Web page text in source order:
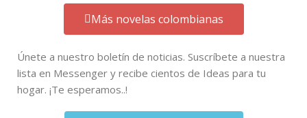
Más novelas colombianas
Únete a nuestro boletín de noticias. Suscríbete a nuestra
lista en Messenger y recibe cientos de Ideas para tu
hogar. ¡Te esperamos..!